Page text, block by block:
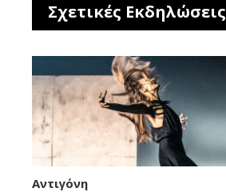
Σχετικές Εκδηλώσεις
Αντιγόνη